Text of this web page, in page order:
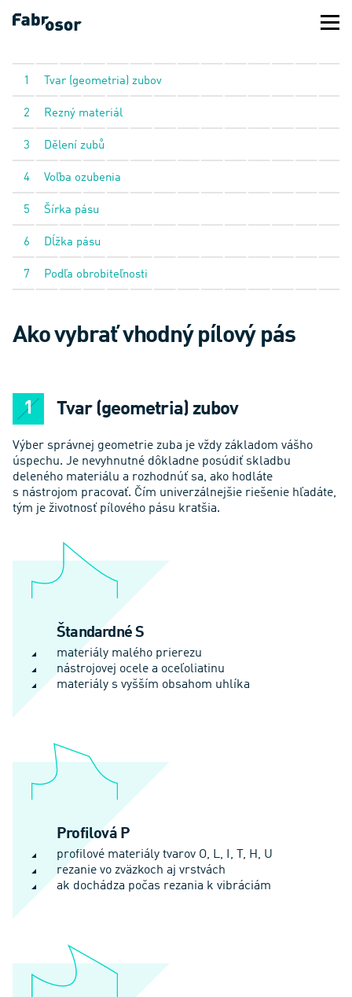
1 Tvar (geometria) zubov
2 Rezný materiál
3 Dělení zubů
4 Voľba ozubenia
5 Šírka pásu
6 Dĺžka pásu
7 Podľa obrobiteľnosti
Ako vybrať vhodný pílový pás
Tvar (geometria) zubov
Výber správnej geometrie zuba je vždy základom vášho
úspechu. Je nevyhnutné dôkladne posúdiť skladbu
deleného materiálu a rozhodnúť sa, ako hodláte
s nástrojom pracovať. Čím univerzálnejšie riešenie hľadáte,
tým je životnosť pílového pásu kratšia.
Štandardné S
materiály malého prierezu
nástrojovej ocele a oceľoliatinu
materiály s vyšším obsahom uhlíka
Profilová P
profilové materiály tvarov O, L, I, T, H, U
rezanie vo zväzkoch aj vrstvách
ak dochádza počas rezania k vibráciám